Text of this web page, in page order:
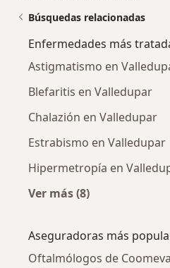
Búsquedas relacionadas
Enfermedades más
Astigmatismo en
Blefaritis en Valledupar
Chalazión en Valledupar
Estrabismo en Valledupar
Hipermetropía en
Ver más (8)
Aseguradoras más
Oftalmólogos de